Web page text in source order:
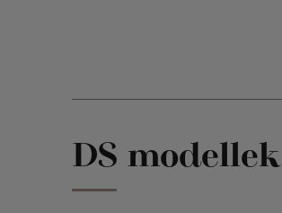
DS modellek